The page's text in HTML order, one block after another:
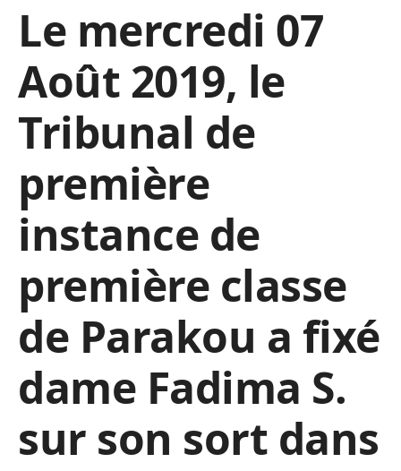
Le mercredi 07
Août 2019, le
Tribunal de
première
instance de
première classe
de Parakou a fixé
dame Fadima S.
sur son sort dans